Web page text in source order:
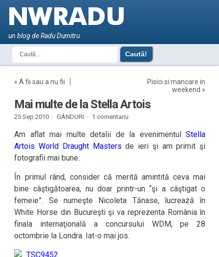
un blog de Radu Dumitru
«A fii sau a nu fii
Pisici si mancare in
weekend »
Mai multe de la Stella Artois
25 Sep 2010 · GÂNDURI · 1 comentariu
Am aflat mai multe detalii de la evenimentulStella
Artois World Draught Masters de ieri şi am primit şi
fotografii mai bune.
În primul rând, consider că merită amintită ceva mai
bine câştigătoarea, nu doar printr-un “şi a câştigat o
femeie”. Se numeşte Nicoleta Tănase, lucrează în
White Horse din Bucureşti şi va reprezenta România în
finala internaţională a concursului WDM, pe 28
octombrie la Londra. Iat-o mai jos.